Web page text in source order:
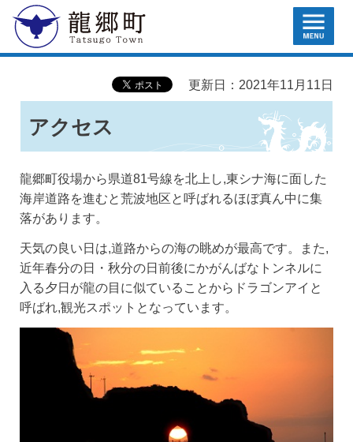
龍郷町 MENU
更新日：2021年11月11日
アクセス
龍郷町役場から県道81号線を北上し,東シナ海に面した
海岸道路を進むと荒波地区と呼ばれるほぼ真ん中に集
落があります。
天気の良い日は,道路からの海の眺めが最高です。また,
近年春分の日・秋分の日前後にかがんばなトンネルに
入る夕日が龍の目に似ていることからドラゴンアイと
呼ばれ,観光スポットとなっています。